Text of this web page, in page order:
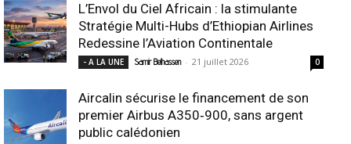
L’Envol du Ciel Africain : la stimulante
Stratégie Multi-Hubs d’Ethiopian Airlines
Redessine l’Aviation Continentale
- A LA UNE Samir Belhassen - 21 juillet 2026 0
Aircalin sécurise le financement de son
premier Airbus A350‑900, sans argent
public calédonien